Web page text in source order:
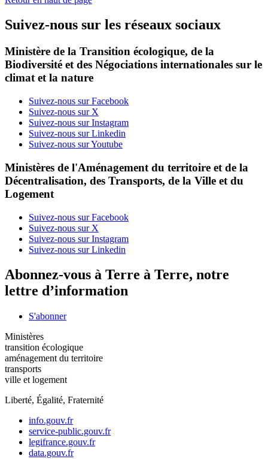
Suivez-nous sur les réseaux sociaux
Ministère de la Transition écologique, de la
Biodiversité et des Négociations internationales sur le
climat et la nature
Suivez-nous sur Facebook
Suivez-nous sur X
Suivez-nous sur Instagram
Suivez-nous sur Linkedin
Suivez-nous sur Youtube
Ministères de l'Aménagement du territoire et de la
Décentralisation, des Transports, de la Ville et du
Logement
Suivez-nous sur Facebook
Suivez-nous sur X
Suivez-nous sur Instagram
Suivez-nous sur Linkedin
Abonnez-vous à Terre à Terre, notre
lettre d’information
S'abonner
Ministères
transition écologique
aménagement du territoire
transports
ville et logement
Liberté, Égalité, Fraternité
info.gouv.fr
service-public.gouv.fr
legifrance.gouv.fr
data.gouv.fr